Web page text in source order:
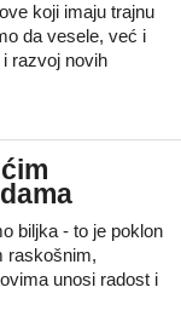
koji imaju trajnu
da vesele, već i
razvoj novih
biljka - to je poklon
raskošnim,
unosi radost i